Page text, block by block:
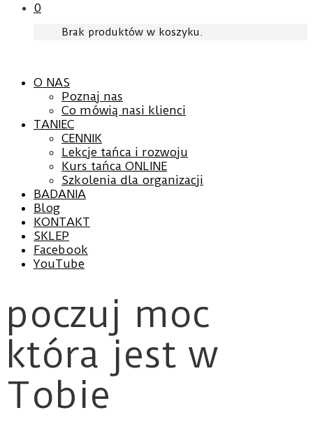
0
Brak produktów w koszyku.
O NAS
Poznaj nas
Co mówią nasi klienci
TANIEC
CENNIK
Lekcje tańca i rozwoju
Kurs tańca ONLINE
Szkolenia dla organizacji
BADANIA
Blog
KONTAKT
SKLEP
Facebook
YouTube
poczuj moc
która jest w
Tobie